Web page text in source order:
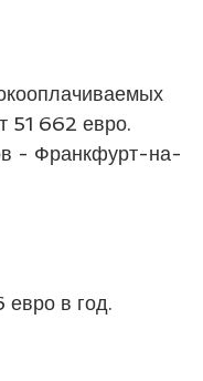
51 662 евро.
- Франкфурт-на-
евро в год.